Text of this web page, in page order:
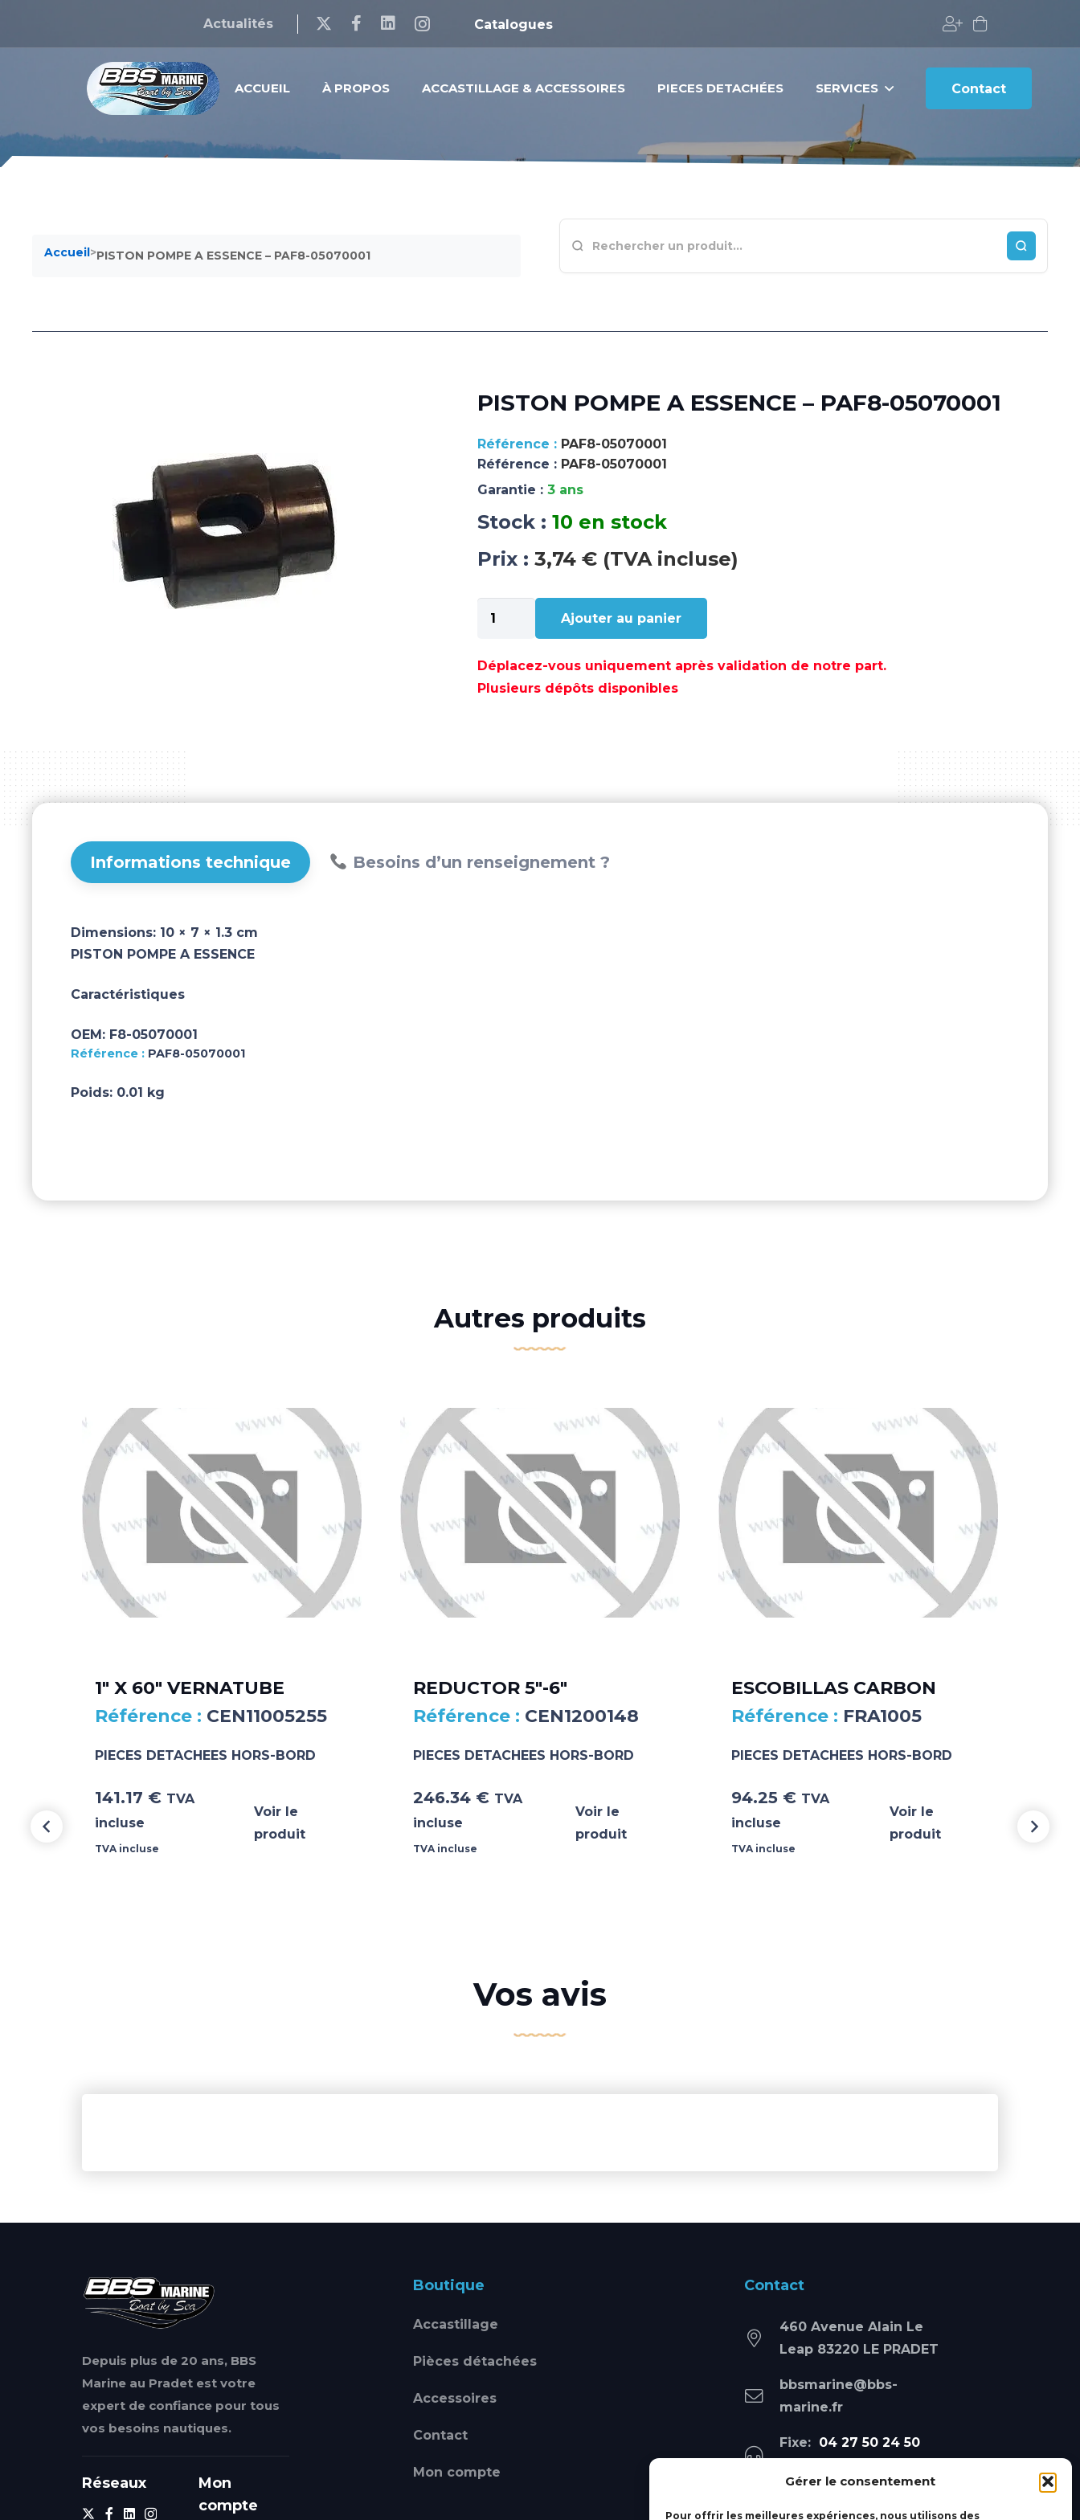
Gérer le consentement
Pour offrir les meilleures expériences, nous utilisons des
Actualités Catalogues
ACCUEIL À PROPOS ACCASTILLAGE & ACCESSOIRES PIECES DETACHÉES SERVICES Contact
Accueil>PISTON POMPE A ESSENCE – PAF8-05070001
PISTON POMPE A ESSENCE – PAF8-05070001
PAF8-05070001
Référence : PAF8-05070001
Garantie : 3 ans
Stock : 10 en stock
Prix : 3,74 € (TVA incluse)
quantité
de
POMPE
A
Ajouter au panier
Déplacez-vous uniquement après validation de notre part.
Plusieurs dépôts disponibles
Informations technique Besoins d’un renseignement ?
Dimensions: 10 × 7 × 1.3 cm
PISTON POMPE A ESSENCE
Caractéristiques
OEM: F8-05070001
PAF8-05070001
Poids: 0.01 kg
Autres produits
1″ X 60″ VERNATUBE
CEN11005255
PIECES DETACHEES HORS-BORD
141.17 € TVA
incluse
TVA incluse
Voir le
produit
REDUCTOR 5″-6″
CEN1200148
PIECES DETACHEES HORS-BORD
246.34 € TVA
incluse
TVA incluse
Voir le
produit
ESCOBILLAS CARBON
FRA1005
PIECES DETACHEES HORS-BORD
94.25 € TVA
incluse
TVA incluse
Voir le
produit
Vos avis
Depuis plus de 20 ans, BBS
Marine au Pradet est votre
expert de confiance pour tous
vos besoins nautiques.
Réseaux
Mon
compte
Boutique
Accastillage
Pièces détachées
Accessoires
Contact
Mon compte
Contact
460 Avenue Alain Le
Leap 83220 LE PRADET
bbsmarine@bbs-
marine.fr
Fixe: 04 27 50 24 50